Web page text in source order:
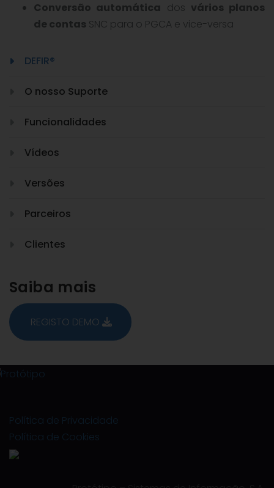
Conversão automática dos vários planos
de contas SNC para o PGCA e vice-versa
DEFIR®
O nosso Suporte
Funcionalidades
Vídeos
Versões
Parceiros
Clientes
Saiba mais
REGISTO DEMO
Política de Privacidade
Política de Cookies